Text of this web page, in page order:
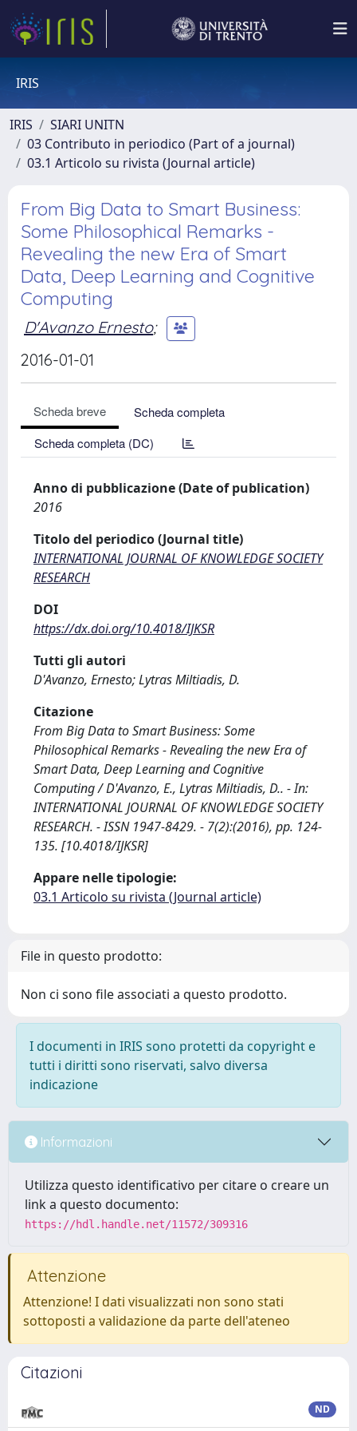
IRIS
IRIS
SIARI UNITN
03 Contributo in periodico (Part of a journal)
03.1 Articolo su rivista (Journal article)
From Big Data to Smart Business:
Some Philosophical Remarks -
Revealing the new Era of Smart
Data, Deep Learning and Cognitive
Computing
D'Avanzo Ernesto;
2016-01-01
Scheda breve
Scheda completa
Scheda completa (DC)
Anno di pubblicazione (Date of publication)
2016
Titolo del periodico (Journal title)
INTERNATIONAL JOURNAL OF KNOWLEDGE SOCIETY
RESEARCH
DOI
https://dx.doi.org/10.4018/IJKSR
Tutti gli autori
D'Avanzo, Ernesto; Lytras Miltiadis, D.
Citazione
From Big Data to Smart Business: Some
Philosophical Remarks - Revealing the new Era of
Smart Data, Deep Learning and Cognitive
Computing / D'Avanzo, E., Lytras Miltiadis, D.. - In:
INTERNATIONAL JOURNAL OF KNOWLEDGE SOCIETY
RESEARCH. - ISSN 1947-8429. - 7(2):(2016), pp. 124-
135. [10.4018/IJKSR]
Appare nelle tipologie:
03.1 Articolo su rivista (Journal article)
File in questo prodotto:
Non ci sono file associati a questo prodotto.
I documenti in IRIS sono protetti da copyright e
tutti i diritti sono riservati, salvo diversa
indicazione
Informazioni
Utilizza questo identificativo per citare o creare un
link a questo documento:
https://hdl.handle.net/11572/309316
Attenzione
Attenzione! I dati visualizzati non sono stati
sottoposti a validazione da parte dell'ateneo
Citazioni
ND